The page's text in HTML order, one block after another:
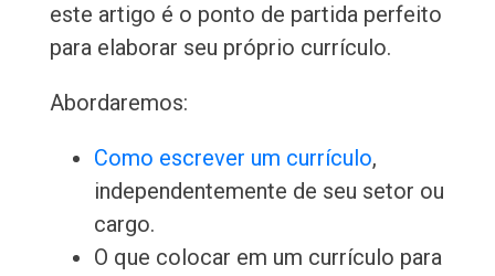
este artigo é o ponto de partida perfeito
para elaborar seu próprio currículo.
Abordaremos:
Como escrever um currículo,
independentemente de seu setor ou
cargo.
O que colocar em um currículo para